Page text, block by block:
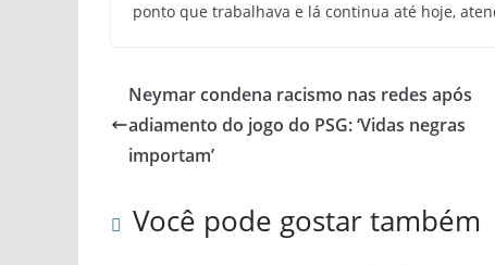
ponto que trabalhava e lá continua até hoje,
Neymar condena racismo nas redes após
adiamento do jogo do PSG: ‘Vidas negras
importam’
Você pode gostar também